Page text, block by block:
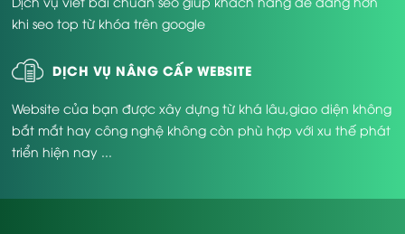
khi seo top từ khóa trên google
DỊCH VỤ NÂNG CẤP WEBSITE
Website của bạn được xây dựng từ khá lâu,giao diện không
bắt mắt hay công nghệ không còn phù hợp với xu thế phát
triển hiện nay ...